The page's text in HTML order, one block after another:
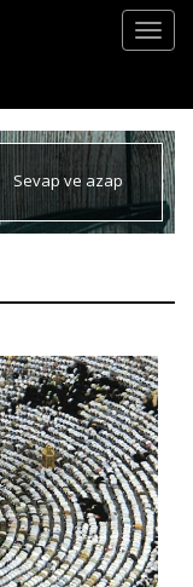
Sevap ve azap